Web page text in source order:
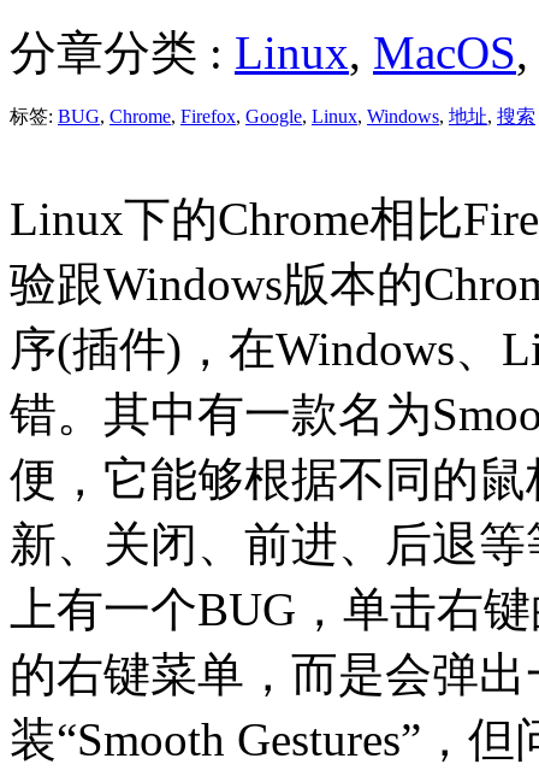
分章分类 : Linux, MacOS,
标签: BUG, Chrome, Firefox, Google, Linux, Windows, 地址, 搜索
Linux下的Chrome相比
验跟Windows版本的
序(插件)，在Windows、
错。其中有一款名为
便，它能够根据不同的
新、关闭、前进、后退
上有一个BUG，单击右
的右键菜单，而是会弹
装“Smooth Gestures”，